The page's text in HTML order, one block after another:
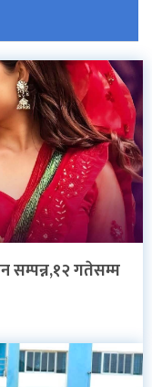
सम्पन्न,१२ गतेसम्म